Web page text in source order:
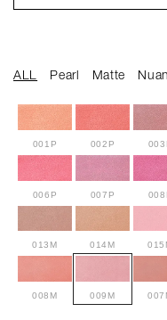
ALL Pearl Matte
001P 002P
006P 007P
013M 014M
008M 009M